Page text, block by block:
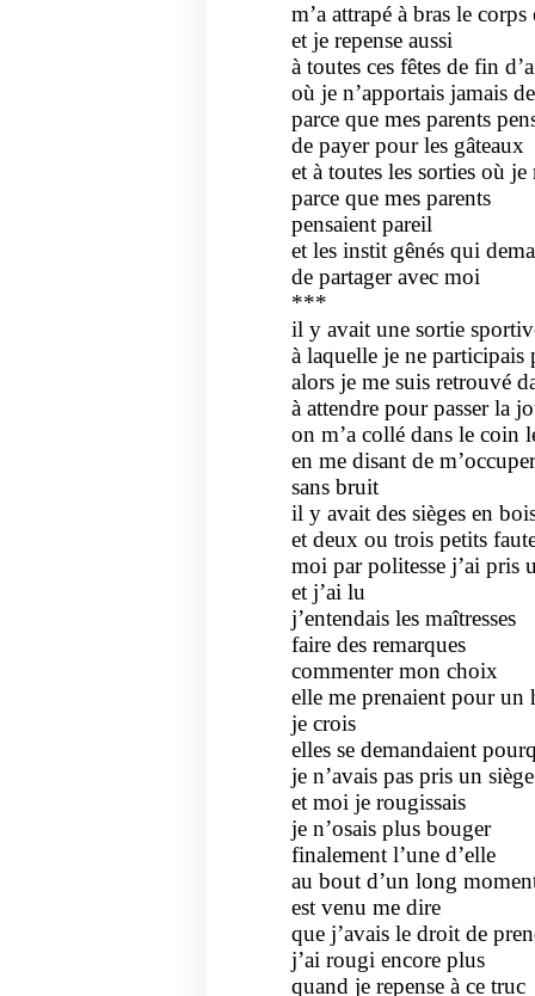
m’a attrapé à bras le corps
et je repense aussi
à toutes ces fêtes de fin
où je n’apportais jamais
parce que mes parents
de payer pour les gâteaux
et à toutes les sorties où
parce que mes parents
pensaient pareil
et les instit gênés qui
de partager avec moi
***
il y avait une sortie
à laquelle je ne participais
alors je me suis retrouvé
à attendre pour passer la
on m’a collé dans le coin
en me disant de m’occuper
sans bruit
il y avait des sièges en
et deux ou trois petits
moi par politesse j’ai pris
et j’ai lu
j’entendais les maîtresses
faire des remarques
commenter mon choix
elle me prenaient pour un
je crois
elles se demandaient
je n’avais pas pris un
et moi je rougissais
je n’osais plus bouger
finalement l’une d’elle
au bout d’un long
est venu me dire
que j’avais le droit de
j’ai rougi encore plus
quand je repense à ce truc